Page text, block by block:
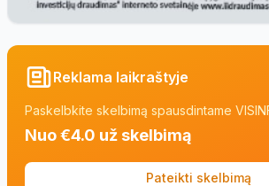
Reklama laikraštyje
Paskelbkite skelbimą spausdintame
Nuo €4.0 už skelbimą
Pateikti skelbimą